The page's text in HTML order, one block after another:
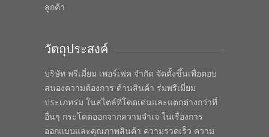
ลูกค้า
วัตถุประสงค์
บริษัท พรีเมี่ยม เพอร์เฟค จำกัด จัดตั้งขึ้นเพื่อตอบ
สนองความต้องการ ด้านสินค้า ร่มพรีเมี่ยม
ประเภทร่ม ในสไตล์ที่โดดเด่นและแตกต่างกว่าที่
อื่นๆ กระโดดออกจากความจำเจ ในเรื่องการ
ออกแบบและคุณภาพสินค้า ความรวดเร็ว ความ